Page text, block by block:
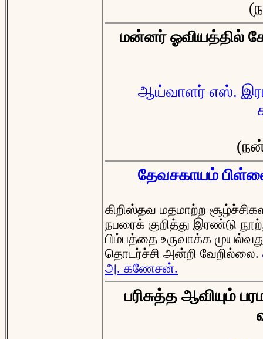
மன்னர் ஓவியத்தில்
ஆய்வாளர் எஸ்.
தேவசகாயம்
கிறிஸ்தவ மதமாற்ற
நபரைக் குறித்து இரண்டு
பிம்பத்தை உருவாக்க
தொடர்ச்சி அன்றி வேறில்லை.
அ. கணேசன்.
பரிசுத்த ஆவியும்